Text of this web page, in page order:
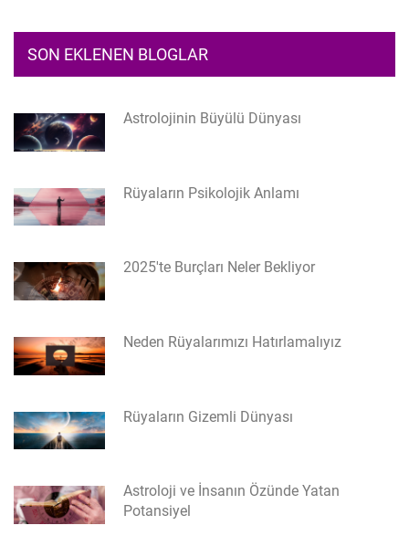
SON EKLENEN BLOGLAR
Astrolojinin Büyülü Dünyası
Rüyaların Psikolojik Anlamı
2025'te Burçları Neler Bekliyor
Neden Rüyalarımızı Hatırlamalıyız
Rüyaların Gizemli Dünyası
Astroloji ve İnsanın Özünde Yatan
Potansiyel